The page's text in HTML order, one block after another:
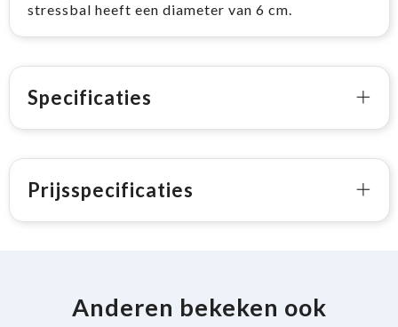
stressbal heeft een diameter van 6 cm.
Specificaties
Prijsspecificaties
Anderen bekeken ook